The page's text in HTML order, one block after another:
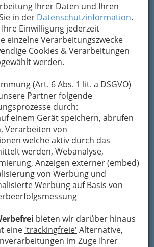
Ihrer Daten und Ihren
in der Datenschutzinformation.
Einwilligung jederzeit
einzelne Verarbeitungszwecke
Cookies & Verarbeitungen
werden.
(Art. 6 Abs. 1 lit. a DSGVO)
Partner folgende
durch:
einem Gerät speichern, abrufen
Verarbeiten von
welche aktiv durch das
werden, Webanalyse,
Anzeigen externer (embed)
von Werbung und
Werbung auf Basis von
bieten wir darüber hinaus
eine 'trackingfreie' Alternative,
im Zuge Ihrer
treffen in solchen
Private, die gesetzlich
für geräumte Gehwege und
Grundstücksgrenzen zu
Härtefälle von Vornherein zu
es sich einen Winterdienst
Sie sorgen durch Räumungen,
für freie Straßen und
Anbieter sorgen dafür,
nach Hause kommt.
Alle Bezirke
Eger